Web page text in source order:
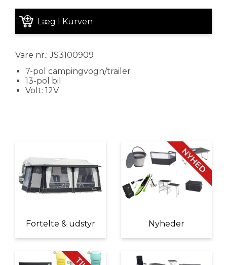
Læg I Kurven
Vare nr.: JS3100909
7-pol campingvogn/trailer
13-pol bil
Volt: 12V
Fortelte & udstyr Nyheder